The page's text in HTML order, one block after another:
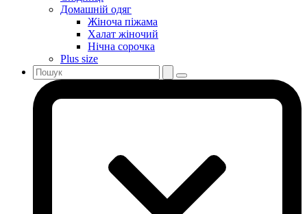
Домашній одяг
Жіноча піжама
Халат жіночий
Нічна сорочка
Plus size